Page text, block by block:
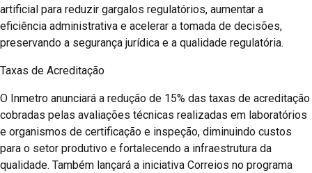
artificial para reduzir gargalos regulatórios, aumentar a
eficiência administrativa e acelerar a tomada de decisões,
preservando a segurança jurídica e a qualidade regulatória.
Taxas de Acreditação
O Inmetro anunciará a redução de 15% das taxas de acreditação
cobradas pelas avaliações técnicas realizadas em laboratórios
e organismos de certificação e inspeção, diminuindo custos
para o setor produtivo e fortalecendo a infraestrutura da
qualidade. Também lançará a iniciativa Correios no programa